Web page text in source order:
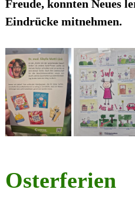
Freude, konnten Neues
Eindrücke mitnehmen.
Osterferien